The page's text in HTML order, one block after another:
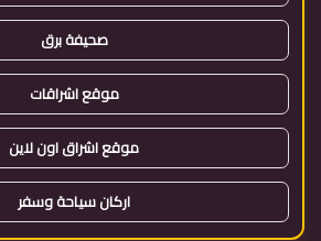
صحيفة برق
موقع اشراقات
موقع اشراق اون لاين
اركان سياحة وسفر